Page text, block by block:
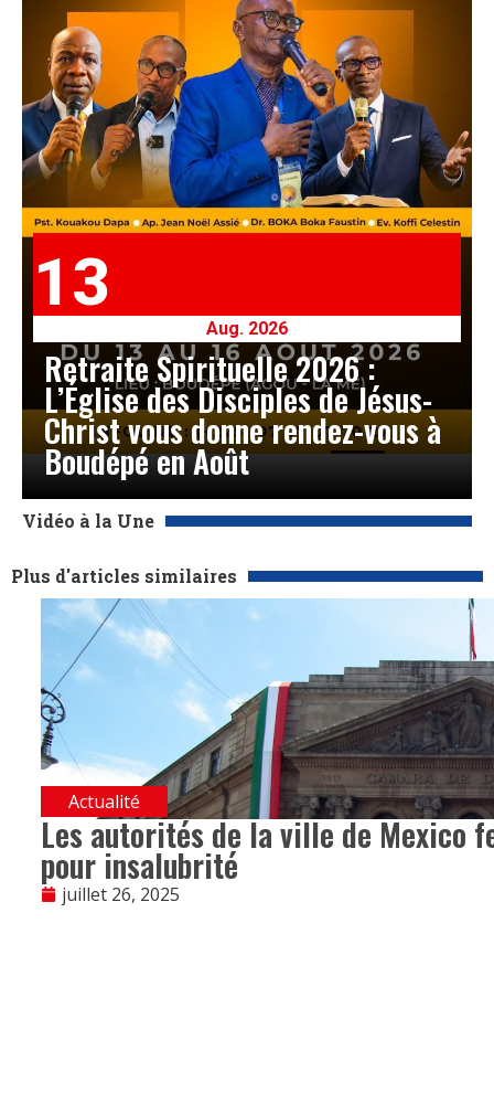
13
Aug. 2026
Retraite Spirituelle 2026 :
L’Église des Disciples de Jésus-
Christ vous donne rendez-vous à
Boudépé en Août
Vidéo à la Une
Plus d'articles similaires
Actualité
Les autorités de la ville de Mexico
pour insalubrité
juillet 26, 2025